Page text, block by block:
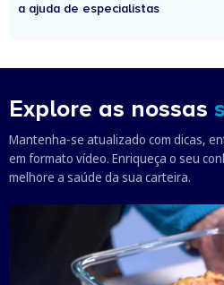
a ajuda de especialistas
Explore as nossas
Mantenha-se atualizado com dicas,
em formato vídeo. Enriqueça o seu
melhore a saúde da sua carteira.